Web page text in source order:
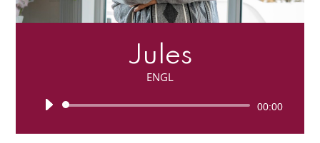
Jules
ENGL
Lecteur
00:00